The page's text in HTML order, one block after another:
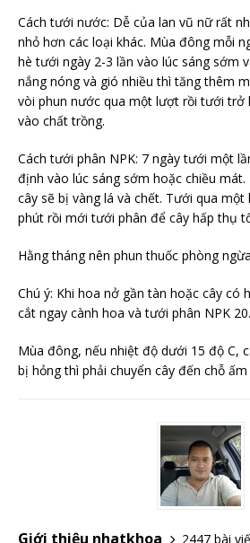
Cách tưới nước: Dễ của lan vũ nữ rất
nhỏ hơn các loại khác. Mùa đông mỗi
hè tưới ngày 2-3 lần vào lúc sáng sớm
nắng nóng và gió nhiều thì tăng thêm
vòi phun nước qua một lượt rồi tưới trở
vào chất trồng.
Cách tưới phân NPK: 7 ngày tưới một
định vào lúc sáng sớm hoặc chiều
cây sẽ bị vàng lá và chết. Tưới qua
phút rồi mới tưới phân để cây hấp thụ
Hằng tháng nên phun thuốc phòng
Chú ý: Khi hoa nở gần tàn hoặc cây có
cắt ngay cành hoa và tưới phân NPK
Mùa đông, nếu nhiệt độ dưới 15 độ C,
bị hỏng thì phải chuyển cây đến chỗ ấm
Giới thiệu nhatkhoa
2447 bài